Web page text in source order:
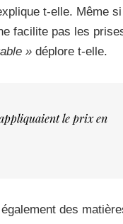
t-elle. Même si
facilite pas les
» déplore t-elle.
le prix en
des